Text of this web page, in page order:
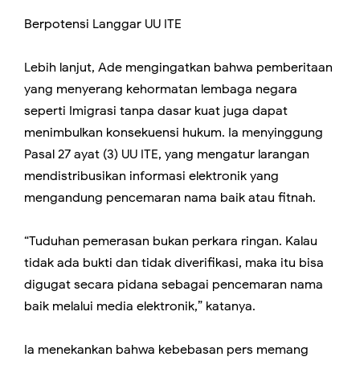
Berpotensi Langgar UU ITE
Lebih lanjut, Ade mengingatkan bahwa pemberitaan
yang menyerang kehormatan lembaga negara
seperti Imigrasi tanpa dasar kuat juga dapat
menimbulkan konsekuensi hukum. Ia menyinggung
Pasal 27 ayat (3) UU ITE, yang mengatur larangan
mendistribusikan informasi elektronik yang
mengandung pencemaran nama baik atau fitnah.
“Tuduhan pemerasan bukan perkara ringan. Kalau
tidak ada bukti dan tidak diverifikasi, maka itu bisa
digugat secara pidana sebagai pencemaran nama
baik melalui media elektronik,” katanya.
Ia menekankan bahwa kebebasan pers memang